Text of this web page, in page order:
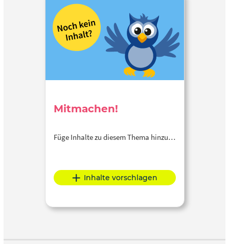
Mitmachen!
Füge Inhalte zu diesem Thema hinzu…
Inhalte vorschlagen